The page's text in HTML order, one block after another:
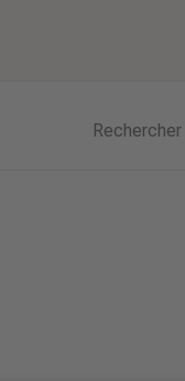
Rechercher